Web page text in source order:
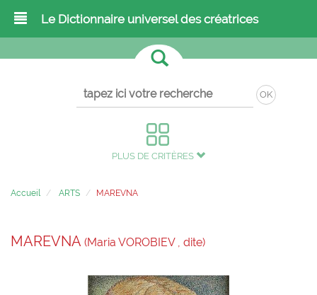
Le Dictionnaire universel des créatrices
OK
PLUS DE CRITÈRES
Accueil ARTS MAREVNA
MAREVNA (Maria VOROBIEV , dite)